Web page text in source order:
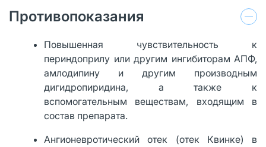
Противопоказания
Повышенная чувствительность к
периндоприлу или другим ингибиторам АПФ,
амлодипину и другим производным
дигидропиридина, а также к
вспомогательным веществам, входящим в
состав препарата.
Ангионевротический отек (отек Квинке) в